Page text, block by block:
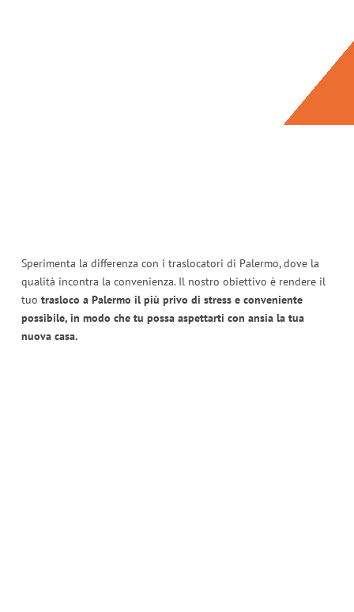
Sperimenta la differenza con i traslocatori di Palermo, dove la
qualità incontra la convenienza. Il nostro obiettivo è rendere il
tuo trasloco a Palermo il più privo di stress e conveniente
possibile, in modo che tu possa aspettarti con ansia la tua
nuova casa.